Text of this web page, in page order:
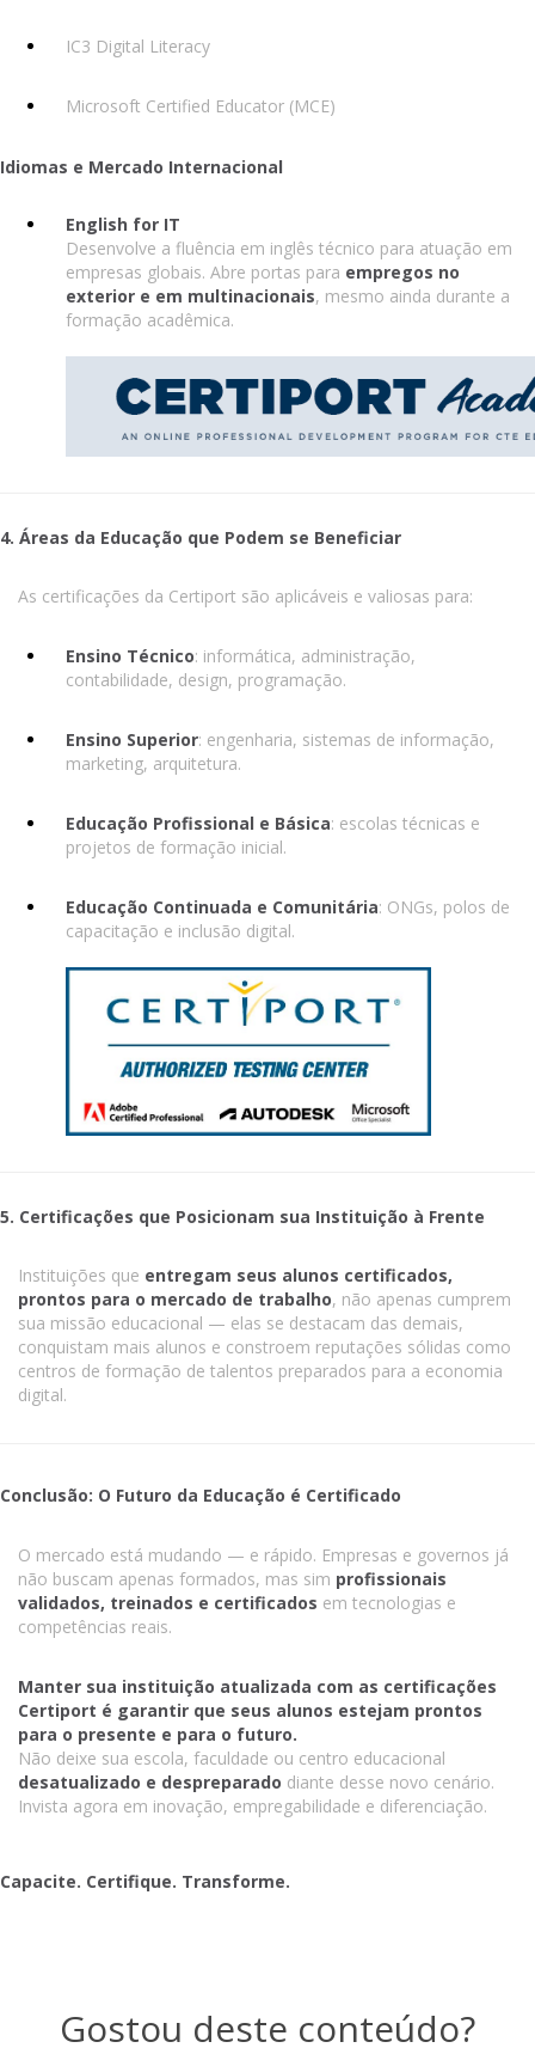
IC3 Digital Literacy
Microsoft Certified Educator (MCE)
Idiomas e Mercado Internacional
English for IT
Desenvolve a fluência em inglês técnico para atuação em
empresas globais. Abre portas para empregos no
exterior e em multinacionais, mesmo ainda durante a
formação acadêmica.
4. Áreas da Educação que Podem se Beneficiar
As certificações da Certiport são aplicáveis e valiosas para:
Ensino Técnico: informática, administração,
contabilidade, design, programação.
Ensino Superior: engenharia, sistemas de informação,
marketing, arquitetura.
Educação Profissional e Básica: escolas técnicas e
projetos de formação inicial.
Educação Continuada e Comunitária: ONGs, polos de
capacitação e inclusão digital.
5. Certificações que Posicionam sua Instituição à Frente
Instituições que entregam seus alunos certificados,
prontos para o mercado de trabalho, não apenas cumprem
sua missão educacional — elas se destacam das demais,
conquistam mais alunos e constroem reputações sólidas como
centros de formação de talentos preparados para a economia
digital.
Conclusão: O Futuro da Educação é Certificado
O mercado está mudando — e rápido. Empresas e governos já
não buscam apenas formados, mas sim profissionais
validados, treinados e certificados em tecnologias e
competências reais.
Manter sua instituição atualizada com as certificações
Certiport é garantir que seus alunos estejam prontos
para o presente e para o futuro.
Não deixe sua escola, faculdade ou centro educacional
desatualizado e despreparado diante desse novo cenário.
Invista agora em inovação, empregabilidade e diferenciação.
Capacite. Certifique. Transforme.
Gostou deste conteúdo?